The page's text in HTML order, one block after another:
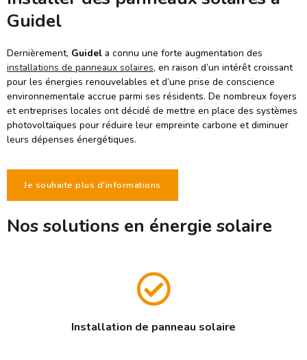
Guidel
Dernièrement, Guidel a connu une forte augmentation des
installations de panneaux solaires, en raison d’un intérêt croissant
pour les énergies renouvelables et d’une prise de conscience
environnementale accrue parmi ses résidents. De nombreux foyers
et entreprises locales ont décidé de mettre en place des systèmes
photovoltaïques pour réduire leur empreinte carbone et diminuer
leurs dépenses énergétiques.
Je souhaite plus d'informations
Nos solutions en énergie solaire
Installation de panneau solaire